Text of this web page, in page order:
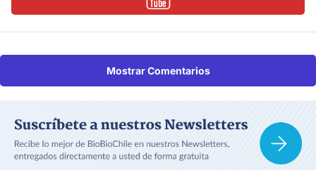
Mostrar Comentarios